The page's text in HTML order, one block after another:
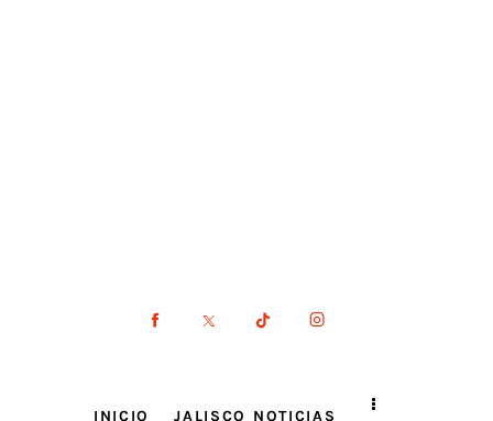
INICIO JALISCO NOTICIAS